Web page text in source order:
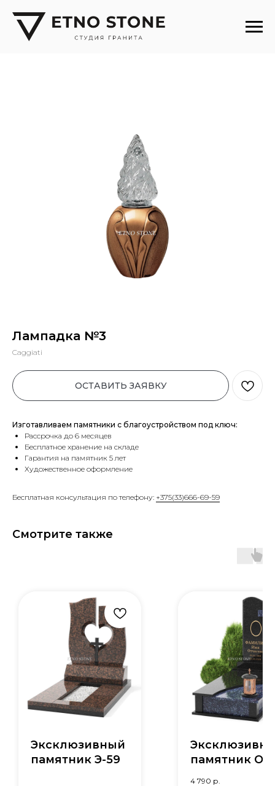
Лампадка №3
Caggiati
ОСТАВИТЬ ЗАЯВКУ
Изготавливаем памятники с благоустройством под ключ:
Рассрочка до 6 месяцев
Бесплатное хранение на складе
Гарантия на памятник 5 лет
Художественное оформление
Бесплатная консультация по телефону: +375(33)666-69-59
Смотрите также
Эксклюзивный
памятник Э-59
памятник О-2
4 790 р.